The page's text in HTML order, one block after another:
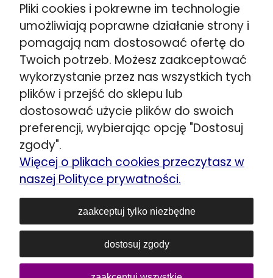
Warszawa ul. Puławska 280
☎️
+48 662 901 048
Wskazówki dojazdu >>
Stojadła ul. Warszawska 79
obok Mińsk Mazowiecki
☎️+48 692 098 851
Wskazówki dojazdu >>
Kozerki ul. Generała G. Orlicz-Dreszera 29a
obok Grodzisk Mazowiecki
☎️+48 534 446 858
Wskazówki dojazdu >>
Siedlce ul. Łukowska 80
☎️+48 606 903 083
sklep@lozka-materace.pl
NIP: 1180739829
REGON: 016752510
Pliki cookies i pokrewne im technologie
umożliwiają poprawne działanie strony i
pomagają nam dostosować ofertę do
Twoich potrzeb. Możesz zaakceptować
wykorzystanie przez nas wszystkich tych
plików i przejść do sklepu lub
dostosować użycie plików do swoich
preferencji, wybierając opcję "Dostosuj
zgody".
Więcej o plikach cookies przeczytasz w
naszej Polityce prywatności.
zaakceptuj tylko niezbędne
dostosuj zgody